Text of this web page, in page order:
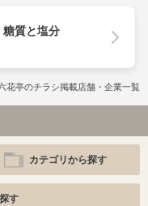
質と塩分
花亭のチラシ掲載店舗・企業一覧
カテゴリから探す
す